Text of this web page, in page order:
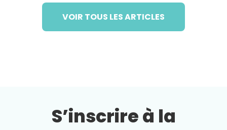
VOIR TOUS LES ARTICLES
S’inscrire à la